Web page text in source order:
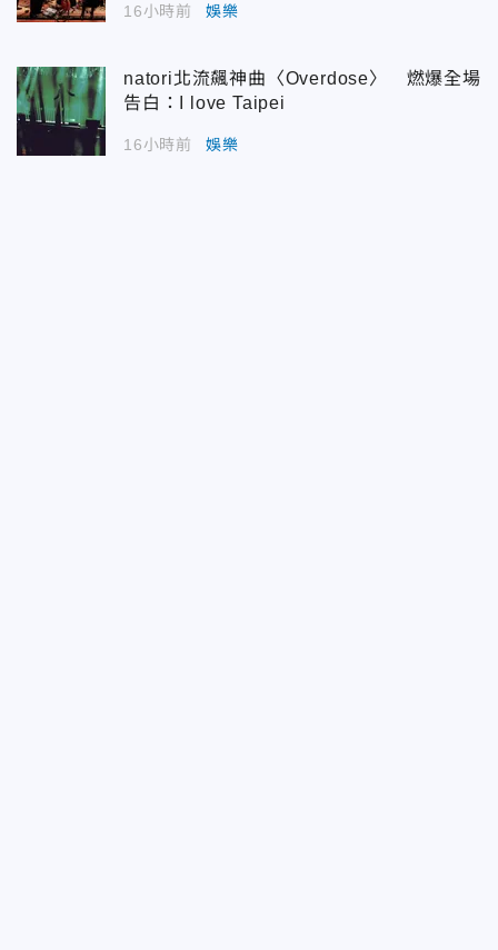
16小時前 娛樂
natori北流飆神曲〈Overdose〉 燃爆全場
告白：I love Taipei
16小時前 娛樂